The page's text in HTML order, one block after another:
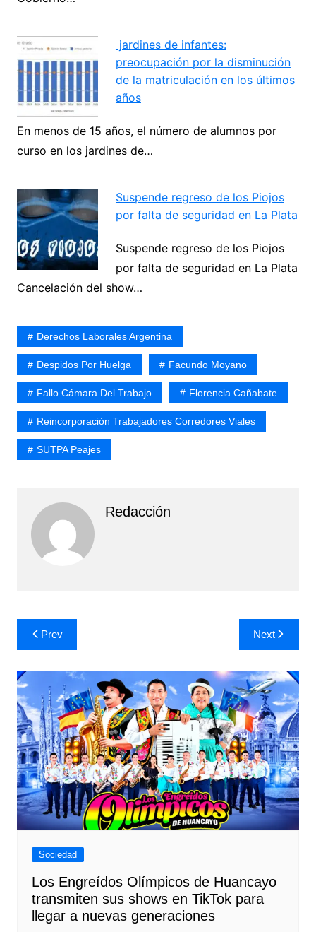
jardines de infantes:
preocupación por la disminución
de la matriculación en los últimos
años
En menos de 15 años, el número de alumnos por
curso en los jardines de…
Suspende regreso de los Piojos
por falta de seguridad en La Plata
Suspende regreso de los Piojos
por falta de seguridad en La Plata
Cancelación del show…
Derechos Laborales Argentina
Despidos Por Huelga Facundo Moyano
Fallo Cámara Del Trabajo Florencia Cañabate
Reincorporación Trabajadores Corredores Viales
SUTPA Peajes
Redacción
Navegación
de
entradas
Prev Next
Sociedad
Los Engreídos Olímpicos de Huancayo
transmiten sus shows en TikTok para
llegar a nuevas generaciones